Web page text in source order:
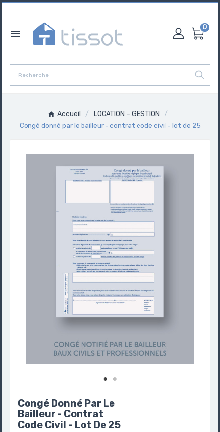

0
Accueil
LOCATION – GESTION
Congé donné par le bailleur - contrat code civil - lot de 25
Congé Donné Par Le
Bailleur - Contrat
Code Civil - Lot De 25